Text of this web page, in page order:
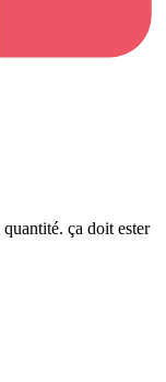
ça doit ester